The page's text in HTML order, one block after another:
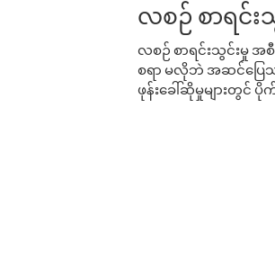
လစဉ် စာရင်း
လစဉ် စာရင်းသွင်းမှု အ
စရာ မလိုဘဲ အဆင်ပြေ
ဖုန်းခေါ်ဆိုမှုများတွင်